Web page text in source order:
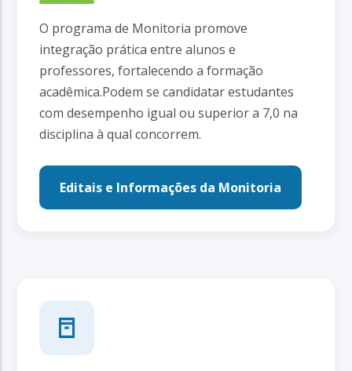
O programa de Monitoria promove
integração prática entre alunos e
professores, fortalecendo a formação
acadêmica.Podem se candidatar estudantes
com desempenho igual ou superior a 7,0 na
disciplina à qual concorrem.
Editais e Informações da Monitoria